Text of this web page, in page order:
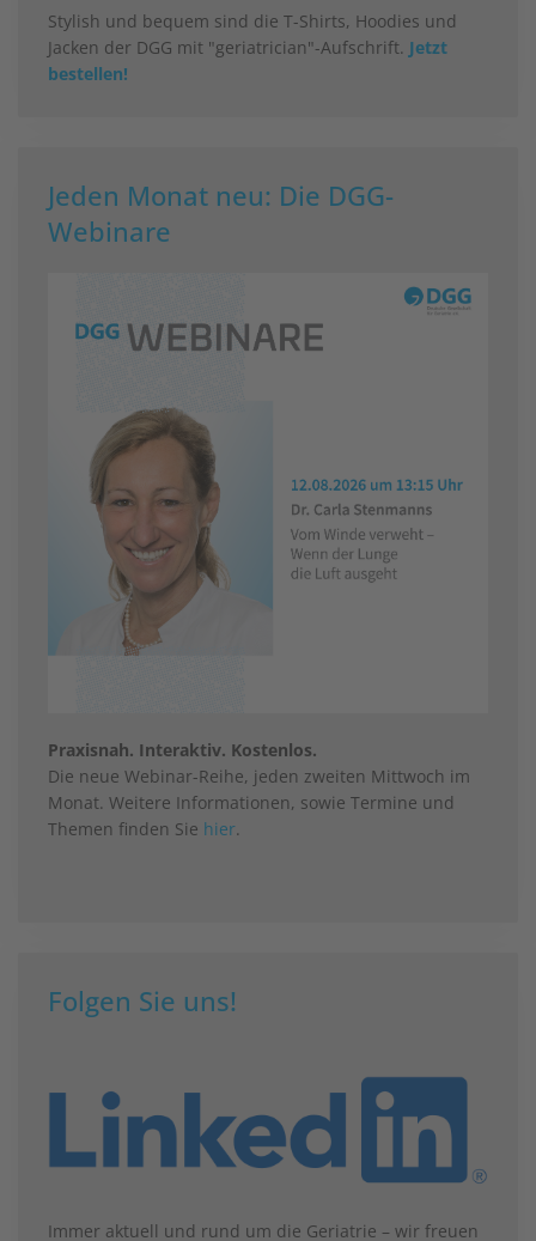
Stylish und bequem sind die T-Shirts, Hoodies und
Jacken der DGG mit "geriatrician"-Aufschrift. Jetzt
bestellen!
Jeden Monat neu: Die DGG-
Webinare
Praxisnah. Interaktiv. Kostenlos.
Die neue Webinar-Reihe, jeden zweiten Mittwoch im
Monat. Weitere Informationen, sowie Termine und
Themen finden Sie hier.
Folgen Sie uns!
Immer aktuell und rund um die Geriatrie – wir freuen